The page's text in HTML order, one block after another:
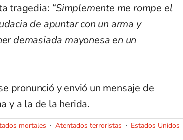
tragedia: “Simplemente me rompe el
de apuntar con un arma y
demasiada mayonesa en un
pronunció y envió un mensaje de
y a la de la herida.
mortales Atentados terroristas Estados Unidos